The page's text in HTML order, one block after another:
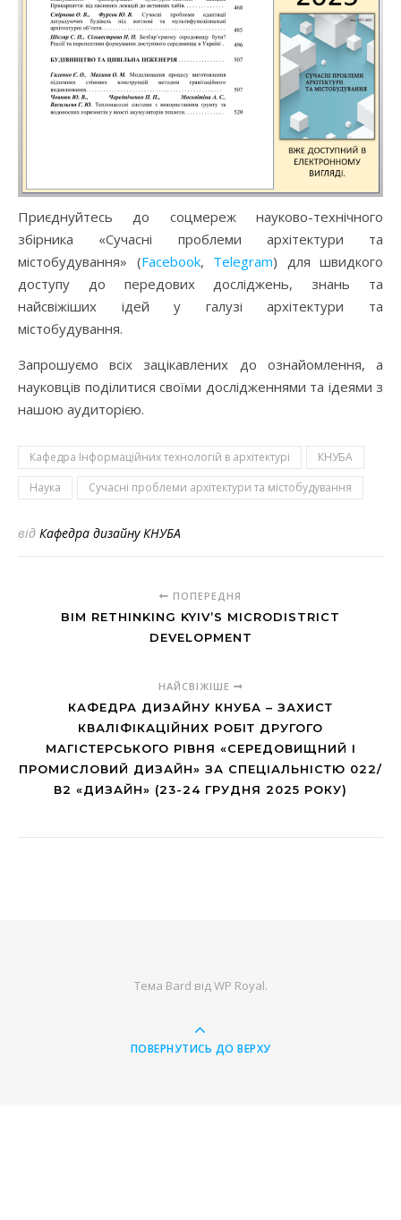
Приєднуйтесь до соцмереж науково-технічного
збірника «Сучасні проблеми архітектури та
містобудування» (Facebook, Telegram) для швидкого
доступу до передових досліджень, знань та
найсвіжіших ідей у галузі архітектури та
містобудування.
Запрошуємо всіх зацікавлених до ознайомлення, а
науковців поділитися своїми дослідженнями та ідеями з
нашою аудиторією.
Кафедра Інформаційних технологій в архітектурі
КНУБА
Наука
Сучасні проблеми архітектури та містобудування
від Кафедра дизайну КНУБА
ПОПЕРЕДНЯ
BIM RETHINKING KYIV’S MICRODISTRICT
DEVELOPMENT
НАЙСВІЖІШЕ
КАФЕДРА ДИЗАЙНУ КНУБА – ЗАХИСТ
КВАЛІФІКАЦІЙНИХ РОБІТ ДРУГОГО
МАГІСТЕРСЬКОГО РІВНЯ «СЕРЕДОВИЩНИЙ І
ПРОМИСЛОВИЙ ДИЗАЙН» ЗА СПЕЦІАЛЬНІСТЮ 022/
В2 «ДИЗАЙН» (23-24 ГРУДНЯ 2025 РОКУ)
Тема Bard відWP Royal.
ПОВЕРНУТИСЬ ДО ВЕРХУ